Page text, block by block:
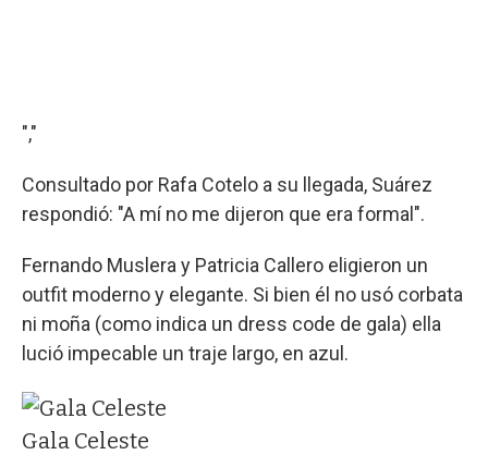
","
Consultado por Rafa Cotelo a su llegada, Suárez
respondió: "A mí no me dijeron que era formal".
Fernando Muslera y Patricia Callero eligieron un
outfit moderno y elegante. Si bien él no usó corbata
ni moña (como indica un dress code de gala) ella
lució impecable un traje largo, en azul.
Gala Celeste